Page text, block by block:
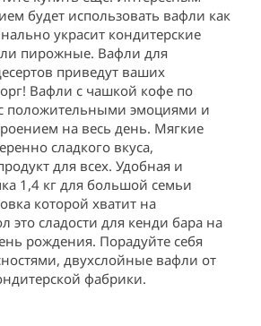
будет использовать вафли как
украсит кондитерские
пирожные. Вафли для
приведут ваших
Вафли с чашкой кофе по
положительными эмоциями и
на весь день. Мягкие
сладкого вкуса,
для всех. Удобная и
1,4 кг для большой семьи
которой хватит на
это сладости для кенди бара на
рождения. Порадуйте себя
двухслойные вафли от
фабрики.